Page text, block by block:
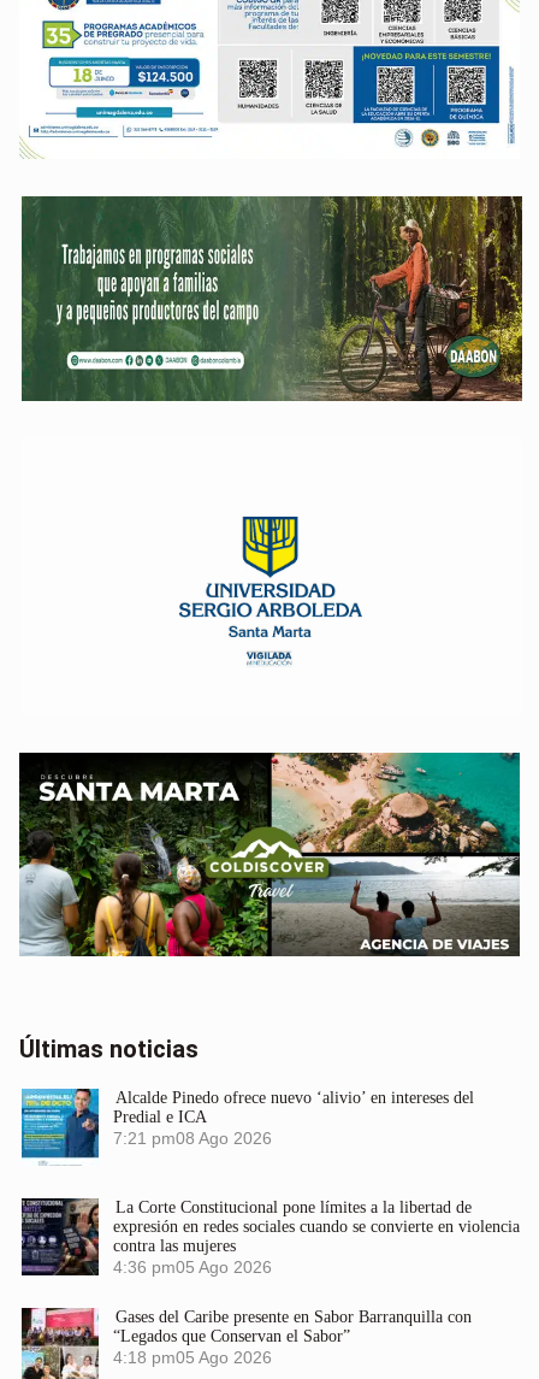
Últimas noticias
Alcalde Pinedo ofrece nuevo ‘alivio’ en intereses del
Predial e ICA
7:21 pm08 Ago 2026
La Corte Constitucional pone límites a la libertad de
expresión en redes sociales cuando se convierte en violencia
contra las mujeres
4:36 pm05 Ago 2026
Gases del Caribe presente en Sabor Barranquilla con
“Legados que Conservan el Sabor”
4:18 pm05 Ago 2026